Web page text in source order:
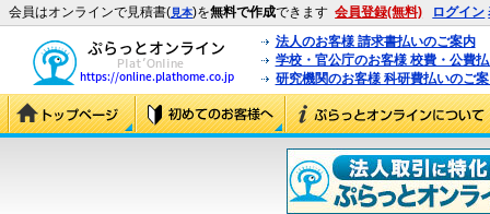
会員はオンラインで見積書(見本)を無料で作成できます 会員登録(無料) ログイン
法人のお客様 請求書払いのご案内
学校・官公庁のお客様 校費・公費
研究機関のお客様 科研費払いのご